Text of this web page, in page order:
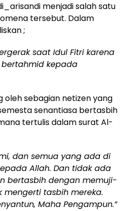
menjadi salah satu
tersebut. Dalam
;
saat Idul Fitri karena
kepada
oleh sebagian netizen yang
senantiasa bertasbih
tertulis dalam surat Al-
dan semua yang ada di
Allah. Dan tidak ada
bertasbih dengan memuji-
mengerti tasbih mereka.
Maha Pengampun.”